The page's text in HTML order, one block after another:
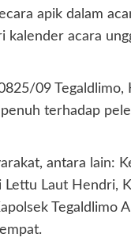
apik dalam
kalender acara
09 Tegaldlimo,
terhadap
antara lain:
Laut Hendri,
Tegaldlimo